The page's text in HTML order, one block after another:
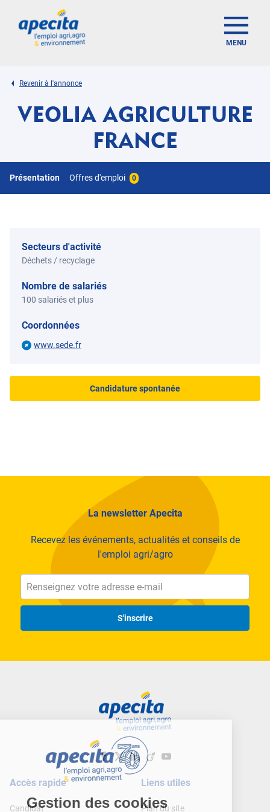
MENU
Revenir à l'annonce
VEOLIA AGRICULTURE
FRANCE
Présentation Offres d'emploi 0
Secteurs d'activité
Déchets / recyclage
Nombre de salariés
100 salariés et plus
Coordonnées
www.sede.fr
Candidature spontanée
La newsletter Apecita
Recevez les événements, actualités et conseils de
l'emploi agri/agro
S'inscrire
Accès rapide
Candidat
Liens utiles
Plan du site